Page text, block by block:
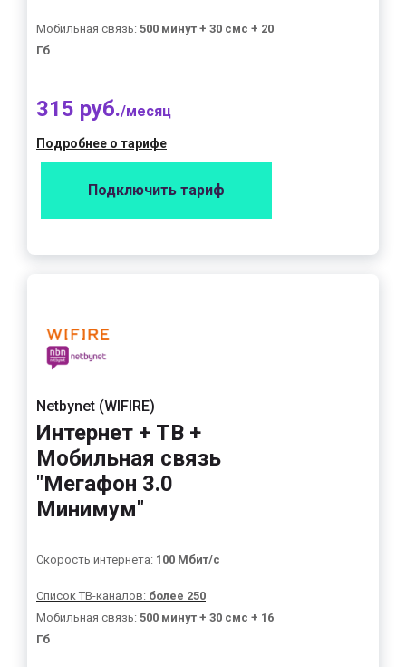
Мобильная связь: 500 минут + 30 смс + 20
Гб
315 руб./месяц
Подробнее о тарифе
Подключить тариф
Netbynet (WIFIRE)
Интернет + ТВ +
Мобильная связь
"Мегафон 3.0
Минимум"
Скорость интернета: 100 Мбит/с
Список ТВ-каналов: более 250
Мобильная связь: 500 минут + 30 смс + 16
Гб